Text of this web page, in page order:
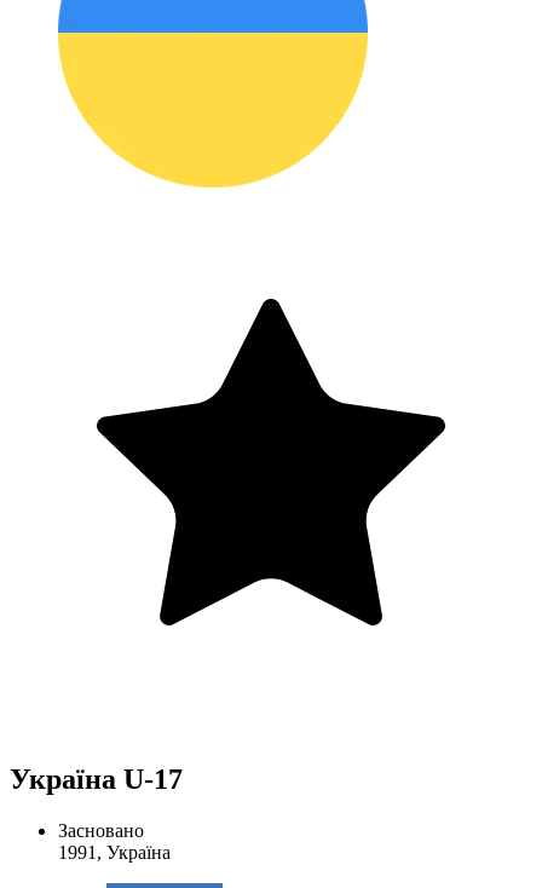
Україна U-17
Засновано
1991, Україна